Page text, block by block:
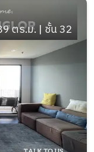
ตร.ม. | ชั้น 32